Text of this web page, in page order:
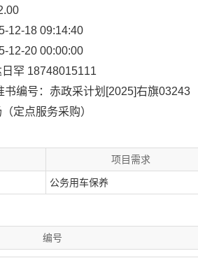
12-18 09:14:40
12-20 00:00:00
罕 18748015111
书编号：赤政采计划[2025]右旗03243
定点服务采购）
项目需求
公务用车保养
编号